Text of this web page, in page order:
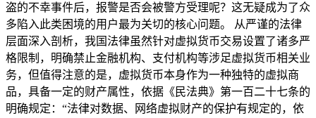
盗的不幸事件后，报警是否会被警方受理呢？这无疑成为了众
多陷入此类困境的用户最为关切的核心问题。 从严谨的法律
层面深入剖析，我国法律虽然针对虚拟货币交易设置了诸多严
格限制，明确禁止金融机构、支付机构等涉足虚拟货币相关业
务，但值得注意的是，虚拟货币本身作为一种独特的虚拟商
品，具备一定的财产属性，依据《民法典》第一百二十七条的
明确规定：“法律对数据、网络虚拟财产的保护有规定的，依